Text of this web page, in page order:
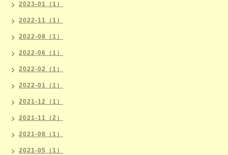
2023-01（1）
2022-11（1）
2022-08（1）
2022-06（1）
2022-02（1）
2022-01（1）
2021-12（1）
2021-11（2）
2021-08（1）
2021-05（1）